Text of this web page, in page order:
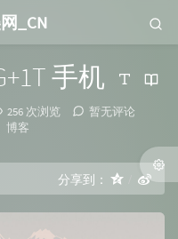
_CN
手机
256 次浏览
暂无评论
分
博客
分享到：